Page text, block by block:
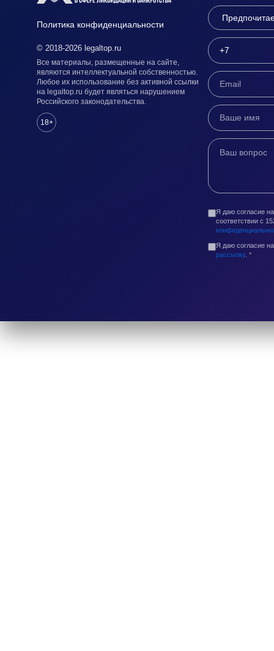
Политика конфиденциальности
© 2018-2026 legaltop.ru
Все материалы, размещенные на сайте,
являются интеллектуальной собственностью.
Любое их использование без активной ссылки
на legaltop.ru будет являться нарушением
Российского законодательства.
18+
Я даю согласие
соответствии с
Я даю согласие
рассылку. *